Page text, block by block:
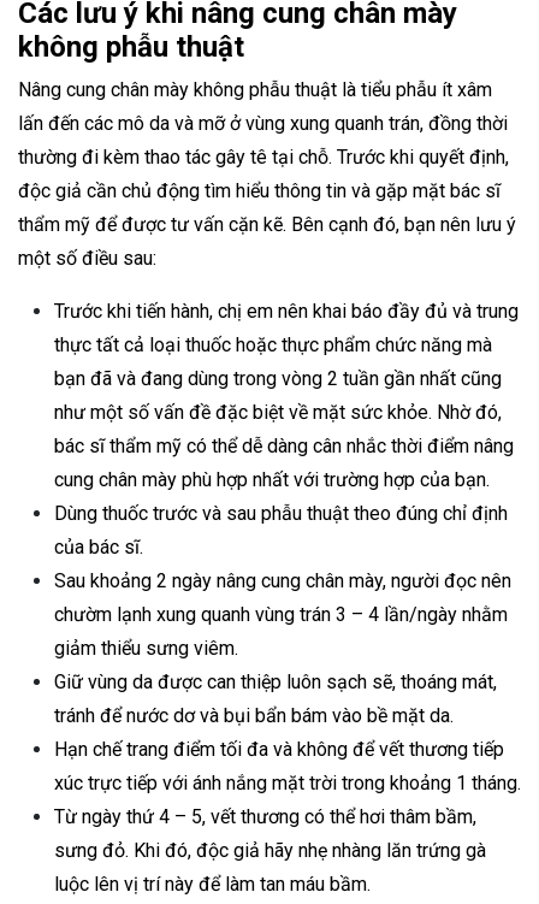
Các lưu ý khi nâng cung chân mày
không phẫu thuật
Nâng cung chân mày không phẫu thuật là tiểu phẫu ít xâm
lấn đến các mô da và mỡ ở vùng xung quanh trán, đồng thời
thường đi kèm thao tác gây tê tại chỗ. Trước khi quyết định,
độc giả cần chủ động tìm hiểu thông tin và gặp mặt bác sĩ
thẩm mỹ để được tư vấn cặn kẽ. Bên cạnh đó, bạn nên lưu ý
một số điều sau:
Trước khi tiến hành, chị em nên khai báo đầy đủ và trung
thực tất cả loại thuốc hoặc thực phẩm chức năng mà
bạn đã và đang dùng trong vòng 2 tuần gần nhất cũng
như một số vấn đề đặc biệt về mặt sức khỏe. Nhờ đó,
bác sĩ thẩm mỹ có thể dễ dàng cân nhắc thời điểm nâng
cung chân mày phù hợp nhất với trường hợp của bạn.
Dùng thuốc trước và sau phẫu thuật theo đúng chỉ định
của bác sĩ.
Sau khoảng 2 ngày nâng cung chân mày, người đọc nên
chườm lạnh xung quanh vùng trán 3 – 4 lần/ngày nhằm
giảm thiểu sưng viêm.
Giữ vùng da được can thiệp luôn sạch sẽ, thoáng mát,
tránh để nước dơ và bụi bẩn bám vào bề mặt da.
Hạn chế trang điểm tối đa và không để vết thương tiếp
xúc trực tiếp với ánh nắng mặt trời trong khoảng 1 tháng.
Từ ngày thứ 4 – 5, vết thương có thể hơi thâm bầm,
sưng đỏ. Khi đó, độc giả hãy nhẹ nhàng lăn trứng gà
luộc lên vị trí này để làm tan máu bầm.